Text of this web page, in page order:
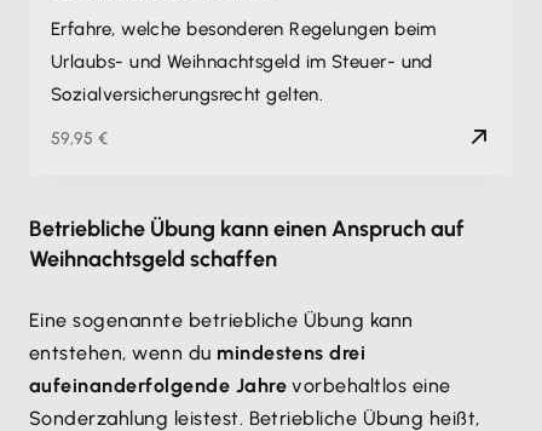
Erfahre, welche besonderen Regelungen beim
Urlaubs- und Weihnachtsgeld im Steuer- und
Sozialversicherungsrecht gelten.
59,95 €
Betriebliche Übung kann einen Anspruch auf
Weihnachtsgeld schaffen
Eine sogenannte betriebliche Übung kann
entstehen, wenn du mindestens drei
aufeinanderfolgende Jahre vorbehaltlos eine
Sonderzahlung leistest. Betriebliche Übung heißt,